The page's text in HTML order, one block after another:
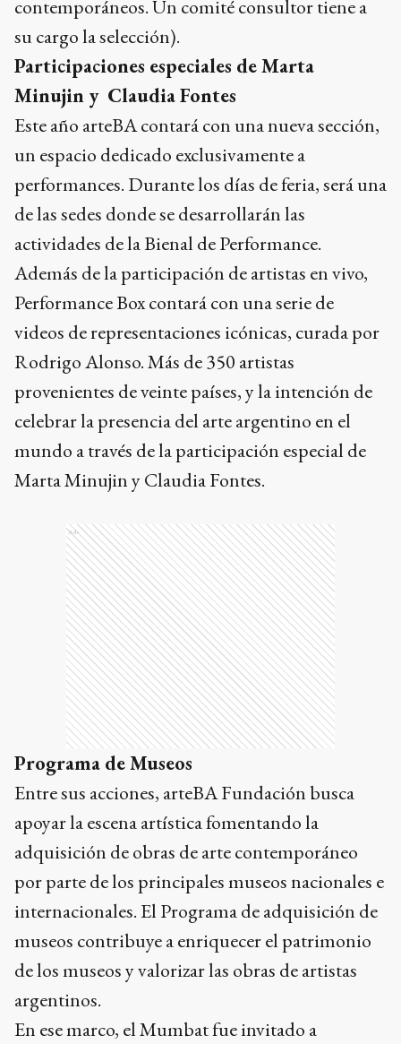
contemporáneos. Un comité consultor tiene a
su cargo la selección).
Participaciones especiales de Marta
Minujin y Claudia Fontes
Este año arteBA contará con una nueva sección,
un espacio dedicado exclusivamente a
performances. Durante los días de feria, será una
de las sedes donde se desarrollarán las
actividades de la Bienal de Performance.
Además de la participación de artistas en vivo,
Performance Box contará con una serie de
videos de representaciones icónicas, curada por
Rodrigo Alonso. Más de 350 artistas
provenientes de veinte países, y la intención de
celebrar la presencia del arte argentino en el
mundo a través de la participación especial de
Marta Minujin y Claudia Fontes.
Ads
Programa de Museos
Entre sus acciones, arteBA Fundación busca
apoyar la escena artística fomentando la
adquisición de obras de arte contemporáneo
por parte de los principales museos nacionales e
internacionales. El Programa de adquisición de
museos contribuye a enriquecer el patrimonio
de los museos y valorizar las obras de artistas
argentinos.
En ese marco, el Mumbat fue invitado a